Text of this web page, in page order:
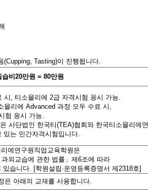
(Cupping, Tasting)이 진행됩니다.
비 20만원 = 80만원
시 , 티소믈리에 2급 자격시험 응시 가능.
믈리에 Advanced 과정 모두 수료 시 ,
험 응시 가능.
사단법인 한국티(TEA)협회와 한국티소믈리에연
있는 민간자격시험입니다.
에연구원직업교육학원 은
과외교습에 관한 법률」제6조에 따라
있습니다. [학원설립·운영등록증명서 제2318호]
은 아래의 교재를 사용합니다.